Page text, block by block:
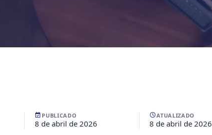
PUBLICADO
8 de abril de 2026
ATUALIZADO
8 de abril de 2026